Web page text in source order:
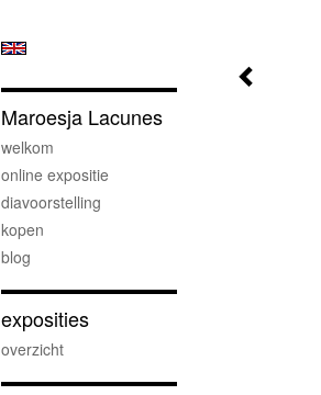
Maroesja Lacunes
welkom
online expositie
diavoorstelling
kopen
blog
exposities
overzicht